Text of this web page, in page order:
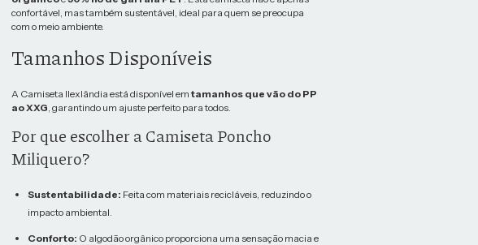
confortável, mas também sustentável, ideal para quem se preocupa
com o meio ambiente.
Tamanhos Disponíveis
A Camiseta Ilexlândia está disponível emtamanhos que vão do PP
ao XXG , garantindo um ajuste perfeito para todos.
Por que escolher a Camiseta Poncho
Miliquero?
Sustentabilidade: Feita com materiais recicláveis, reduzindo o
impacto ambiental.
Conforto: O algodão orgânico proporciona uma sensação macia e